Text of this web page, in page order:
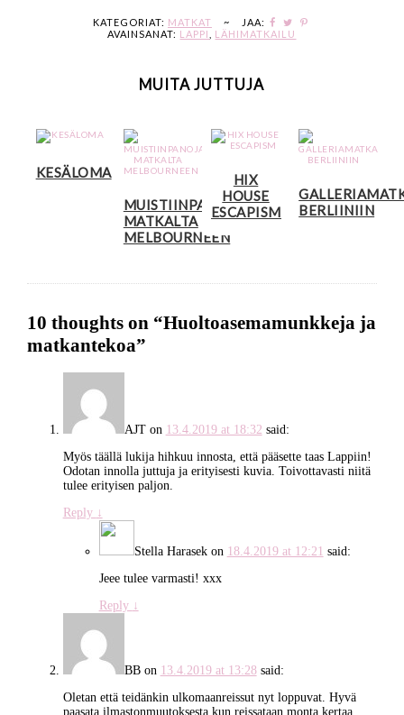
KATEGORIAT: MATKAT ~
JAA:
AVAINSANAT: LAPPI LÄHIMATKAILU
MUITA JUTTUJA
KESÄLOMA
MUISTIINPANOJA
MATKALTA
MELBOURNEEN
HIX
HOUSE
ESCAPISM
BERLIINIIN
10 thoughts on “Huoltoasemamunkkeja ja
matkantekoa”
AJTon 13.4.2019 at 18:32 said:
Myös täällä lukija hihkuu innosta, että pääsette taas Lappiin!
Odotan innolla juttuja ja erityisesti kuvia. Toivottavasti niitä
tulee erityisen paljon.
Reply ↓
Stella Harasekon 18.4.2019 at 12:21 said:
Jeee tulee varmasti! xxx
Reply ↓
BBon 13.4.2019 at 13:28 said:
Oletan että teidänkin ulkomaanreissut nyt loppuvat. Hyvä
paasata ilmastonmuutoksesta kun reissataan monta kertaa